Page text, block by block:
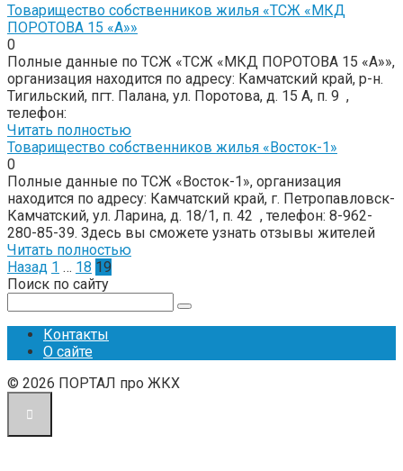
Товарищество собственников жилья «ТСЖ «МКД
ПОРОТОВА 15 «А»»
0
Полные данные по ТСЖ «ТСЖ «МКД ПОРОТОВА 15 «А»»,
организация находится по адресу: Камчатский край, р-н.
Тигильский, пгт. Палана, ул. Поротова, д. 15 А, п. 9 ,
телефон:
Читать полностью
Товарищество собственников жилья «Восток-1»
0
Полные данные по ТСЖ «Восток-1», организация
находится по адресу: Камчатский край, г. Петропавловск-
Камчатский, ул. Ларина, д. 18/1, п. 42 , телефон: 8-962-
280-85-39. Здесь вы сможете узнать отзывы жителей
Читать полностью
Пагинация
записей
Назад 1 … 18 19
Поиск по сайту
Контакты
О сайте
© 2026 ПОРТАЛ про ЖКХ